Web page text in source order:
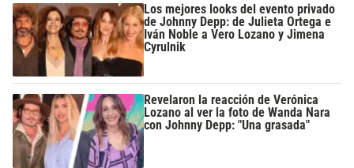
Los mejores looks del evento privado
de Johnny Depp: de Julieta Ortega e
Iván Noble a Vero Lozano y Jimena
Cyrulnik
Revelaron la reacción de Verónica
Lozano al ver la foto de Wanda Nara
con Johnny Depp: "Una grasada"